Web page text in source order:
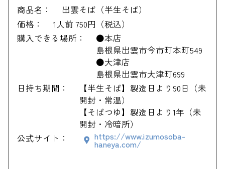
商品名：
出雲そば（半生そば）
価格：
1人前 750円（税込）
購入できる場所：
●本店
島根県出雲市今市町本町549
●大津店
島根県出雲市大津町699
日持ち期間：
【半生そば】製造日より90日（未
開封・常温）
【そばつゆ】製造日より1年（未
開封・冷暗所）
公式サイト：
https://www.izumosoba-
haneya.com/